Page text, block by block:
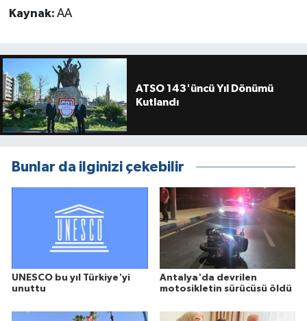
Kaynak: AA
ATSO 143'üncü Yıl Dönümü
Kutlandı
Bunlar da ilginizi çekebilir
UNESCO bu yıl Türkiye'yi
unuttu
Antalya'da devrilen
motosikletin sürücüsü öldü